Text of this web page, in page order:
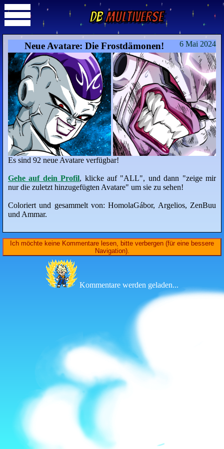
DBMultiverse
6 Mai 2024
Neue Avatare: Die Frostdämonen!
Es sind 92 neue Avatare verfügbar!
Gehe auf dein Profil, klicke auf "ALL", und dann "zeige mir
nur die zuletzt hinzugefügten Avatare" um sie zu sehen!
Coloriert und gesammelt von: HomolaGábor, Argelios, ZenBuu
und Ammar.
Ich möchte keine Kommentare lesen, bitte verbergen (für eine bessere
Navigation).
Kommentare werden geladen...